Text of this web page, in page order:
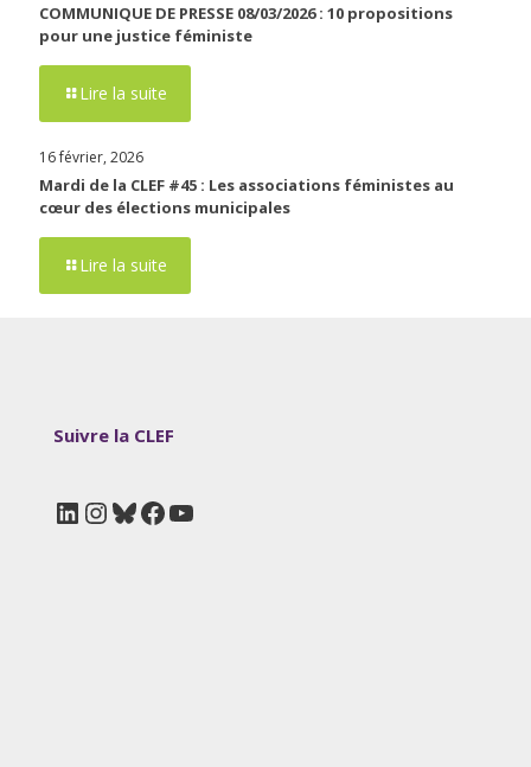
COMMUNIQUE DE PRESSE 08/03/2026 : 10 propositions
pour une justice féministe
Lire la suite
16 février, 2026
Mardi de la CLEF #45 : Les associations féministes au
cœur des élections municipales
Lire la suite
Suivre la CLEF
LinkedIn
Instagram
Bluesky
Facebook
YouTube